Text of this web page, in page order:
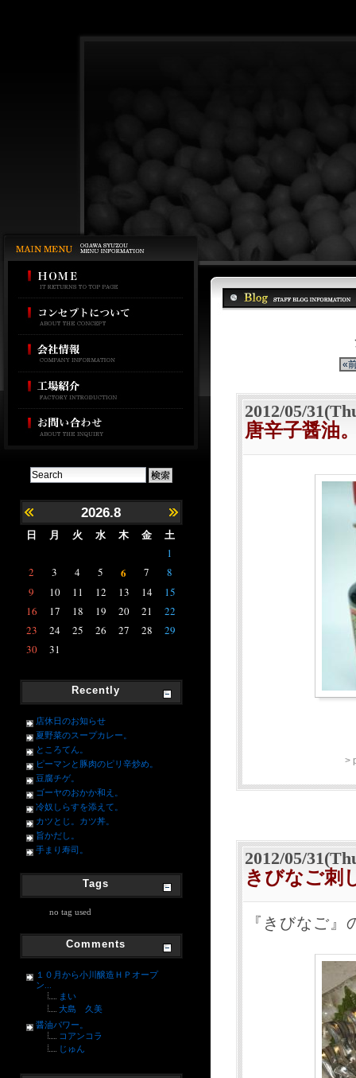
2026.8
日 月 火 水 木 金 土
1
2
3 4 5 6 7
8
9
10 11 12 13 14
15
16
17 18 19 20 21
22
23
24 25 26 27 28
29
30
31
Recently
店休日のお知らせ
夏野菜のスープカレー。
ところてん。
ピーマンと豚肉のピリ辛炒め。
豆腐チゲ。
ゴーヤのおかか和え。
冷奴しらすを添えて。
カツとじ。カツ丼。
旨かだし。
手まり寿司。
Tags
no tag used
Comments
１０月から小川醸造ＨＰオープ
ン...
まい
大島 久美
醤油パワー。
コアンコラ
じゅん
«
2012/05/
唐辛子醤油
>
2012/05/
きびなご刺
『きびなご